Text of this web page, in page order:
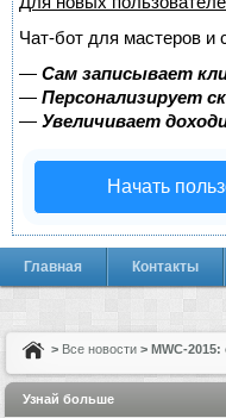
Чат-бот для мастеров и
— Сам записывает
— Персонализирует
— Увеличивает
Начать
Главная Контакты
> Все новости > MWC-
Узнай больше